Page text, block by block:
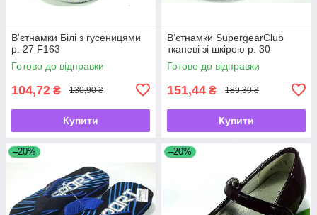
В'єтнамки Білі з гусеницями
р. 27 F163
Готово до відправки
104,72 ₴ 130,90 ₴
Купити
В'єтнамки SupergearClub
тканеві зі шкірою р. 30
Готово до відправки
151,44 ₴ 189,30 ₴
Купити
–20% –20%